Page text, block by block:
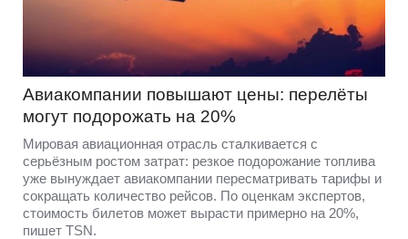
Авиакомпании повышают цены: перелёты
могут подорожать на 20%
Мировая авиационная отрасль сталкивается с
серьёзным ростом затрат: резкое подорожание топлива
уже вынуждает авиакомпании пересматривать тарифы и
сокращать количество рейсов. По оценкам экспертов,
стоимость билетов может вырасти примерно на 20%,
пишет TSN.